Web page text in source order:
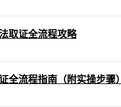
取证全流程攻略
全流程指南（附实操步骤）